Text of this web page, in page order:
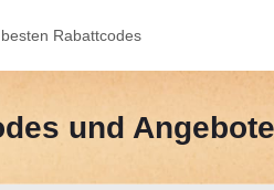
Rabattcodes
und